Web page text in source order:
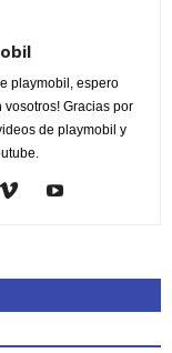
playmobil, espero
Gracias por
de playmobil y